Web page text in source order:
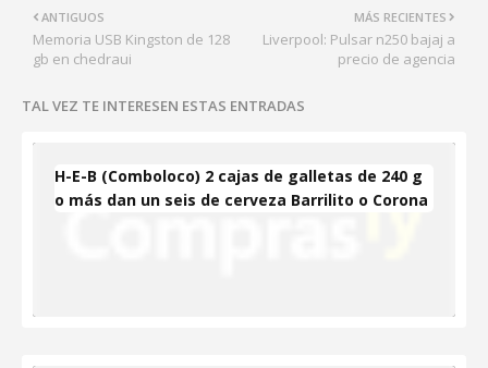
MÁS RECIENTES
Liverpool: Pulsar n250 bajaj a
precio de agencia
ANTIGUOS
Memoria USB Kingston de 128
gb en chedraui
TAL VEZ TE INTERESEN ESTAS ENTRADAS
H-E-B (Comboloco) 2 cajas de galletas de 240 g
o más dan un seis de cerveza Barrilito o Corona